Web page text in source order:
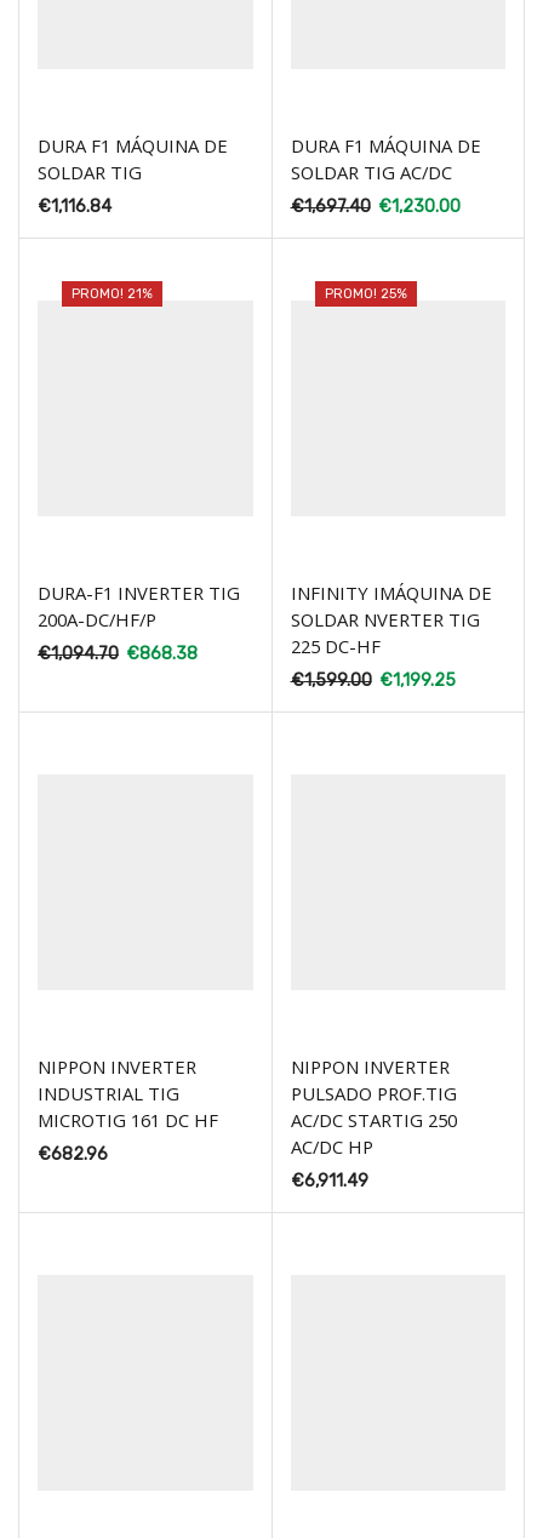
DURA F1 MÁQUINA DE
SOLDAR TIG
€1,116.84
DURA F1 MÁQUINA DE
SOLDAR TIG AC/DC
€1,697.40 €1,230.00
PROMO! 21%
DURA-F1 INVERTER TIG
200A-DC/HF/P
€1,094.70 €868.38
PROMO! 25%
INFINITY IMÁQUINA DE
SOLDAR NVERTER TIG
225 DC-HF
€1,599.00 €1,199.25
NIPPON INVERTER
INDUSTRIAL TIG
MICROTIG 161 DC HF
€682.96
NIPPON INVERTER
PULSADO PROF.TIG
AC/DC STARTIG 250
AC/DC HP
€6,911.49